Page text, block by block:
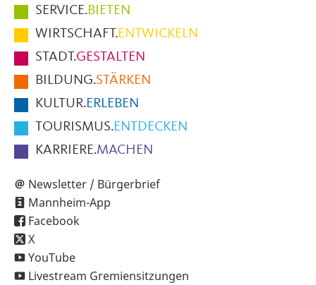
Hauptmenüpunkte
im
Fußbereich
der
Seite
SERVICE.BIETEN
WIRTSCHAFT.ENTWICKELN
STADT.GESTALTEN
BILDUNG.STÄRKEN
KULTUR.ERLEBEN
TOURISMUS.ENTDECKEN
KARRIERE.MACHEN
Newsletter / Bürgerbrief
Mannheim-App
Facebook
X
YouTube
Livestream Gremiensitzungen